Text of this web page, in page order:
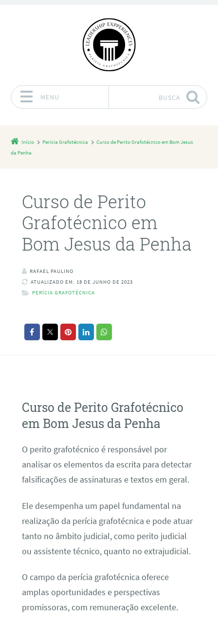
MENU BUSCA
Início Perícia Grafotécnica
Curso de Perito Grafotécnico em Bom Jesus
da Penha
Curso de Perito
Grafotécnico em
Bom Jesus da Penha
RAFAEL PAULINO
ATUALIZADO EM: 18 DE JUNHO DE 2023
PERÍCIA GRAFOTÉCNICA
Curso de Perito Grafotécnico
em Bom Jesus da Penha
O perito grafotécnico é responsável por
analisar os elementos da escrita para detectar
falsificações de assinaturas e textos em geral.
Ele desempenha um papel fundamental na
realização da perícia grafotécnica e pode atuar
tanto no âmbito judicial, como perito judicial
ou assistente técnico, quanto no extrajudicial.
O campo da perícia grafotécnica oferece
amplas oportunidades e perspectivas
promissoras, com remuneração excelente.